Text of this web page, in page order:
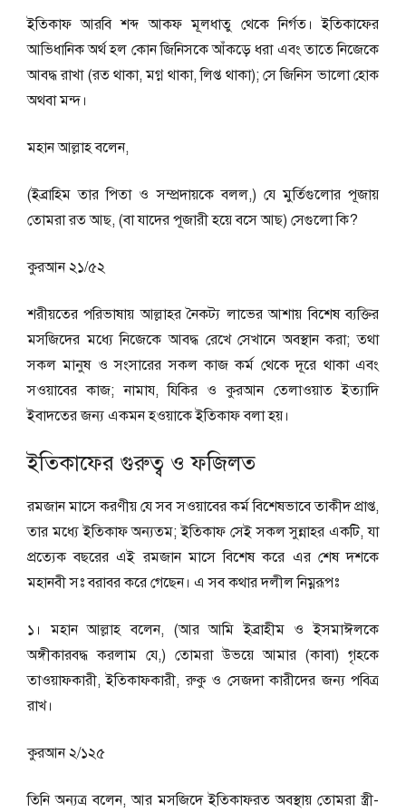
ইতিকাফ আরবি শব্দ আকফ মূলধাতু থেকে নির্গত। ইতিকাফের
আভিধানিক অর্থ হল কোন জিনিসকে আঁকড়ে ধরা এবং তাতে নিজেকে
আবদ্ধ রাখা (রত থাকা, মগ্ন থাকা, লিপ্ত থাকা); সে জিনিস ভালো হোক
অথবা মন্দ।
মহান আল্লাহ বলেন,
(ইব্রাহিম তার পিতা ও সম্প্রদায়কে বলল,) যে মুর্তিগুলোর পূজায়
তোমরা রত আছ, (বা যাদের পূজারী হয়ে বসে আছ) সেগুলো কি?
কুরআন ২১/৫২
শরীয়তের পরিভাষায় আল্লাহর নৈকট্য লাভের আশায় বিশেষ ব্যক্তির
মসজিদের মধ্যে নিজেকে আবদ্ধ রেখে সেখানে অবস্থান করা; তথা
সকল মানুষ ও সংসারের সকল কাজ কর্ম থেকে দূরে থাকা এবং
সওয়াবের কাজ; নামায, যিকির ও কুরআন তেলাওয়াত ইত্যাদি
ইবাদতের জন্য একমন হওয়াকে ইতিকাফ বলা হয়।
ইতিকাফের গুরুত্ব ও ফজিলত
রমজান মাসে করণীয় যে সব সওয়াবের কর্ম বিশেষভাবে তাকীদ প্রাপ্ত,
তার মধ্যে ইতিকাফ অন্যতম; ইতিকাফ সেই সকল সুন্নাহর একটি, যা
প্রত্যেক বছরের এই রমজান মাসে বিশেষ করে এর শেষ দশকে
মহানবী সঃ বরাবর করে গেছেন। এ সব কথার দলীল নিম্নরূপঃ
১। মহান আল্লাহ বলেন, (আর আমি ইব্রাহীম ও ইসমাঈলকে
অঙ্গীকারবদ্ধ করলাম যে,) তোমরা উভয়ে আমার (কাবা) গৃহকে
তাওয়াফকারী, ইতিকাফকারী, রুকু ও সেজদা কারীদের জন্য পবিত্র
রাখ।
কুরআন ২/১২৫
তিনি অন্যত্র বলেন, আর মসজিদে ইতিকাফরত অবস্থায় তােমরা স্ত্রী-